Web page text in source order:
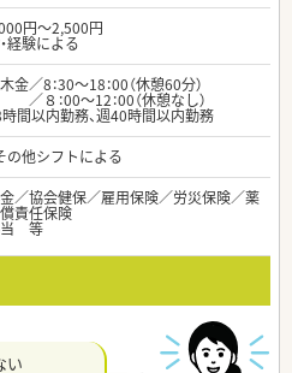
円～2,500円
経験による
金／8：30～18：00（休憩60分）
：00～12：00（休憩なし）
間以内勤務、週40時間以内勤務
の他シフトによる
／協会健保／雇用保険／労災保険／薬
責任保険
当 等
い